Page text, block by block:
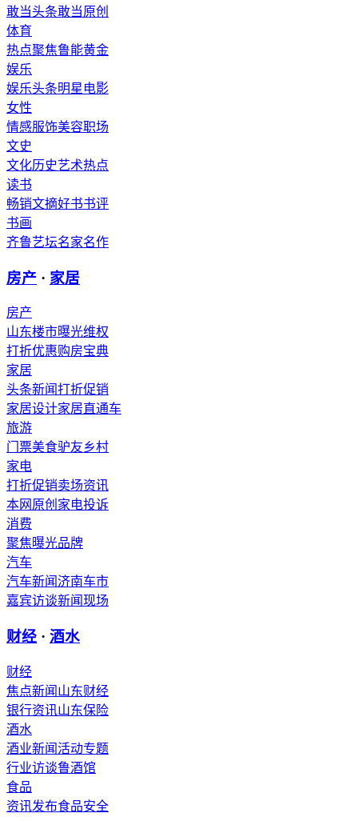
敢当头条敢当原创
体育
热点聚焦鲁能黄金
娱乐
娱乐头条明星 电影
女性
情感服饰美容职场
文史
文化历史艺术热点
读书
畅销文摘好书书评
书画
齐鲁艺坛名家名作
房产 · 家居
房产
山东楼市曝光维权
打折优惠购房宝典
家居
头条新闻打折促销
家居设计家居直通车
旅游
门票美食驴友乡村
家电
打折促销卖场资讯
本网原创 家电投诉
消费
聚焦曝光品牌
汽车
汽车新闻济南车市
嘉宾访谈新闻现场
财经 · 酒水
财经
焦点新闻 山东财经
银行资讯山东保险
酒水
酒业新闻活动专题
行业访谈鲁酒馆
食品
资讯发布食品安全